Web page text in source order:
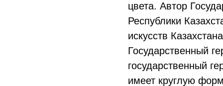
цвета. Автор
Республики
искусств
Государственный
государственный
имеет круглую